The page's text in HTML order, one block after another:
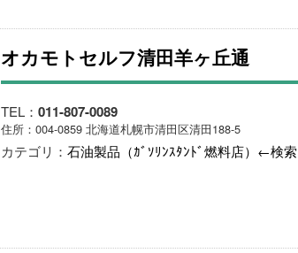
オカモトセルフ清田羊ヶ丘通
TEL： 011-807-0089
住所：004-0859 北海道札幌市清田区清田188-5
カテゴリ： 石油製品（ｶﾞｿﾘﾝｽﾀﾝﾄﾞ燃料店）←検索